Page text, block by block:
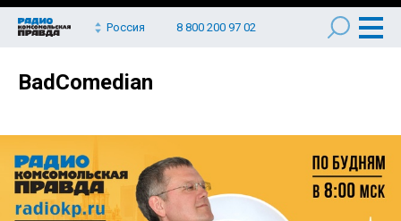
Россия 8 800 200 97 02
BadComedian